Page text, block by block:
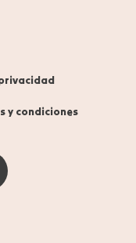
y condiciones